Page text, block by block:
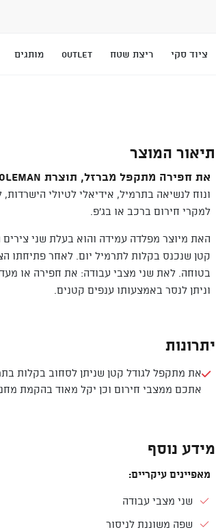
ציוד סקי ריצת שטח OUTLET מותגים
תיאור המוצר
את חפירה מתקפל מברזל, תוצרת Coleman ארה"ב.
ונוח לנשיאה בתרמיל, אידיאלי לטיולי
למקרי חירום ברכב או בג'פ.
האת מיוצר מפלדה עמידה והוא בעלת שני
קטן שנכנס בקלות לתרמיל יום. לאחר פתיחתו
בטוחה. לאת שני מצבי עבודה: את חפירה או
וניתן לנסר באמצעותו ענפים קטנים.
יתרונות
את מתקפל לגודל קטן שניתן לסחוב בקלות
אתכם ממצבי חירום וכן יקל מאוד בהקמת
מידע נוסף
מאפיינים עיקריים:
שני מצבי עבודה
שפה משוננת לניסור